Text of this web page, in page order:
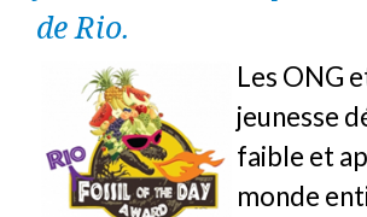
de Rio.
Les ONG
jeunesse
faible et
monde